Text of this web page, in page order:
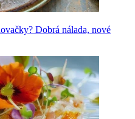
Dobrá nálada, nové